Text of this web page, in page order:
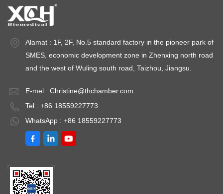
Alamat : 1F, 2F, No.5 standard factory in the pioneer park of
SMES, economic development zone in Zhenxing north road
and the west of Wuling south road, Taizhou, Jiangsu.
E-mel : Christine@thchamber.com
Tel : +86 18559227773
WhatsApp : +86 18559227773